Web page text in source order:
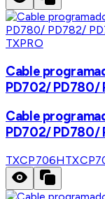
TXPRO
Cable
PD702/ PD780/
Cable
PD702/ PD780/
TXCP706H